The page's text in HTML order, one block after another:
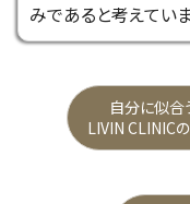
みであると考えていま
自分に似合
LIVIN CLINIC